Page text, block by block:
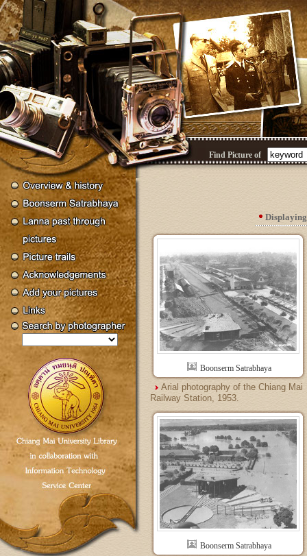
Find Picture of
Boonserm Satrabhaya
Arial photography of the Chiang Mai
Railway Station, 1953.
Boonserm Satrabhaya